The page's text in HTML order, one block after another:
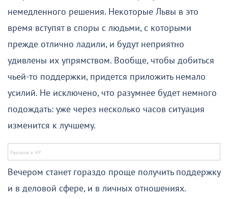
немедленного решения. Некоторые Львы в это
время вступят в споры с людьми, с которыми
прежде отлично ладили, и будут неприятно
удивлены их упрямством. Вообще, чтобы добиться
чьей-то поддержки, придется приложить немало
усилий. Не исключено, что разумнее будет немного
подождать: уже через несколько часов ситуация
изменится к лучшему.
Вечером станет гораздо проще получить поддержку
и в деловой сфере, и в личных отношениях.